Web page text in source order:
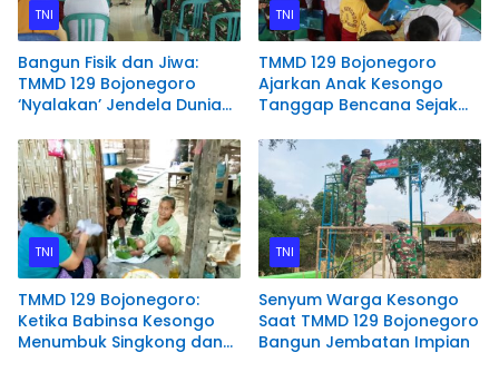
TNI
Bangun Fisik dan Jiwa:
TMMD 129 Bojonegoro
‘Nyalakan’ Jendela Dunia
TNI
TMMD 129 Bojonegoro
Ajarkan Anak Kesongo
Tanggap Bencana Sejak
TNI
TMMD 129 Bojonegoro:
Ketika Babinsa Kesongo
Menumbuk Singkong dan
TNI
Senyum Warga Kesongo
Saat TMMD 129 Bojonegoro
Bangun Jembatan Impian